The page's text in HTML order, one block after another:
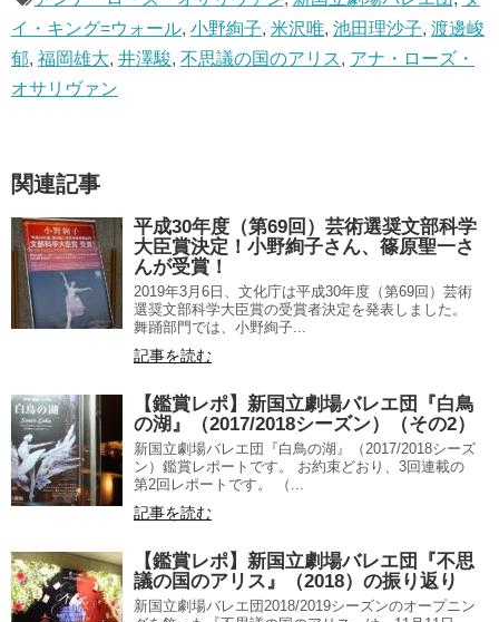
イ・キング=ウォール, 小野絢子, 米沢唯, 池田理沙子, 渡邊峻
郁, 福岡雄大, 井澤駿, 不思議の国のアリス, アナ・ローズ・
オサリヴァン
関連記事
平成30年度（第69回）芸術選奨文部科学
大臣賞決定！小野絢子さん、篠原聖一さ
んが受賞！
2019年3月6日、文化庁は平成30年度（第69回）芸術
選奨文部科学大臣賞の受賞者決定を発表しました。
舞踊部門では、小野絢子...
記事を読む
【鑑賞レポ】新国立劇場バレエ団『白鳥
の湖』（2017/2018シーズン）（その2）
新国立劇場バレエ団『白鳥の湖』（2017/2018シーズ
ン）鑑賞レポートです。 お約束どおり、3回連載の
第2回レポートです。 （...
記事を読む
【鑑賞レポ】新国立劇場バレエ団『不思
議の国のアリス』（2018）の振り返り
新国立劇場バレエ団2018/2019シーズンのオープニン